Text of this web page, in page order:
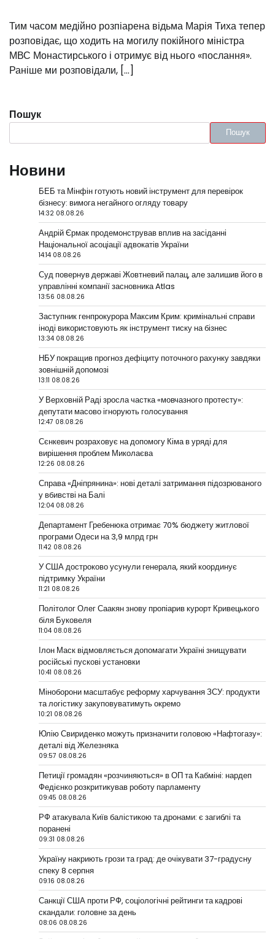
Тим часом медійно розпіарена відьма Марія Тиха тепер
розповідає, що ходить на могилу покійного міністра
МВС Монастирського і отримує від нього «послання».
Раніше ми розповідали, […]
Пошук
Пошук
Новини
БЕБ та Мінфін готують новий інструмент для перевірок
бізнесу: вимога негайного огляду товару
14:32 08.08.26
Андрій Єрмак продемонстрував вплив на засіданні
Національної асоціації адвокатів України
14:14 08.08.26
Суд повернув державі Жовтневий палац, але залишив його в
управлінні компанії засновника Atlas
13:56 08.08.26
Заступник генпрокурора Максим Крим: кримінальні справи
іноді використовують як інструмент тиску на бізнес
13:34 08.08.26
НБУ покращив прогноз дефіциту поточного рахунку завдяки
зовнішній допомозі
13:11 08.08.26
У Верховній Раді зросла частка «мовчазного протесту»:
депутати масово ігнорують голосування
12:47 08.08.26
Сєнкевич розраховує на допомогу Кіма в уряді для
вирішення проблем Миколаєва
12:26 08.08.26
Справа «Дніпрянина»: нові деталі затримання підозрюваного
у вбивстві на Балі
12:04 08.08.26
Департамент Гребенюка отримає 70% бюджету житлової
програми Одеси на 3,9 млрд грн
11:42 08.08.26
У США достроково усунули генерала, який координує
підтримку України
11:21 08.08.26
Політолог Олег Саакян знову пропіарив курорт Кривецького
біля Буковеля
11:04 08.08.26
Ілон Маск відмовляється допомагати Україні знищувати
російські пускові установки
10:41 08.08.26
Міноборони масштабує реформу харчування ЗСУ: продукти
та логістику закуповуватимуть окремо
10:21 08.08.26
Юлію Свириденко можуть призначити головою «Нафтогазу»:
деталі від Железняка
09:57 08.08.26
Петиції громадян «розчиняються» в ОП та Кабміні: нардеп
Федієнко розкритикував роботу парламенту
09:45 08.08.26
РФ атакувала Київ балістикою та дронами: є загиблі та
поранені
09:31 08.08.26
Україну накриють грози та град: де очікувати 37-градусну
спеку 8 серпня
09:16 08.08.26
Санкції США проти РФ, соціологічні рейтинги та кадрові
скандали: головне за день
08:06 08.08.26